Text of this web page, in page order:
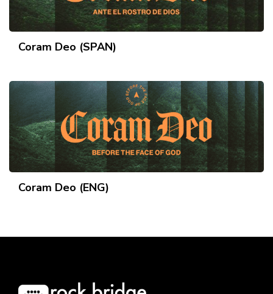
Coram Deo (SPAN)
Coram Deo (ENG)